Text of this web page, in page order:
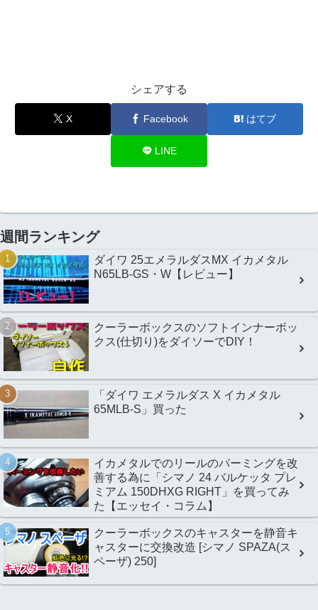
シェアする
X Facebook はてブ
LINE
週間ランキング
ダイワ 25エメラルダスMX イカメタル
N65LB-GS・W【レビュー】
クーラーボックスのソフトインナーボッ
クス(仕切り)をダイソーでDIY！
「ダイワ エメラルダス X イカメタル
65MLB-S」買った
イカメタルでのリールのパーミングを改
善する為に「シマノ 24 バルケッタ プレ
ミアム 150DHXG RIGHT」を買ってみ
た【エッセイ・コラム】
クーラーボックスのキャスターを静音キ
ャスターに交換改造 [シマノ SPAZA(ス
ペーザ) 250]